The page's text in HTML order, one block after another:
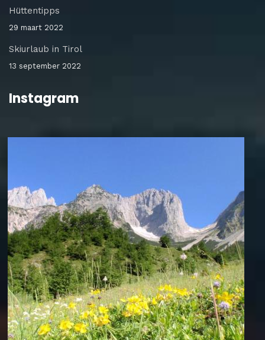
Hüttentipps
29 maart 2022
Skiurlaub in Tirol
13 september 2022
Instagram